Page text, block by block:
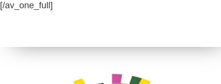
[/av_one_full]